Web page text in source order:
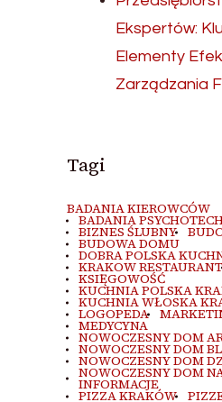
Ekspertów:
Elementy
Zarządzania
Tagi
BADANIA KIEROWCÓW
BADANIA
BIZNES ŚLUBNY
BUDOWA DOMU
DOBRA POLSKA
KRAKOW RESTAURANT
KSIĘGOWOŚĆ
KUCHNIA POLSKA
KUCHNIA WŁOSKA
LOGOPEDA
MEDYCYNA
NOWOCZESNY DOM
NOWOCZESNY DOM
NOWOCZESNY DOM
NOWOCZESNY DOM
INFORMACJE
PIZZA KRAKÓW